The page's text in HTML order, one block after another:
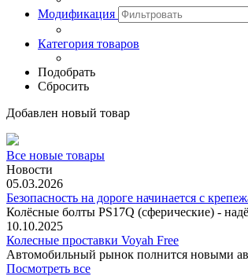
Модификация
Категория товаров
Подобрать
Сбросить
Добавлен новый товар
Все новые товары
Новости
05.03.2026
Безопасность на дороге начинается с
Колёсные болты PS17Q (сферические) -
10.10.2025
Колесные проставки Voyah Free
Автомобильный рынок полнится
Посмотреть все